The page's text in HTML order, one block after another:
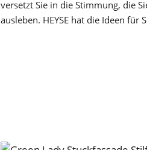
versetzt Sie in die Stimmung, die
ausleben. HEYSE hat die Ideen für